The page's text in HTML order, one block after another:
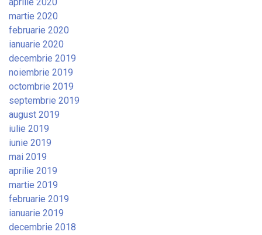
martie 2020
februarie 2020
ianuarie 2020
decembrie 2019
noiembrie 2019
octombrie 2019
septembrie 2019
august 2019
iulie 2019
iunie 2019
mai 2019
aprilie 2019
martie 2019
februarie 2019
ianuarie 2019
decembrie 2018